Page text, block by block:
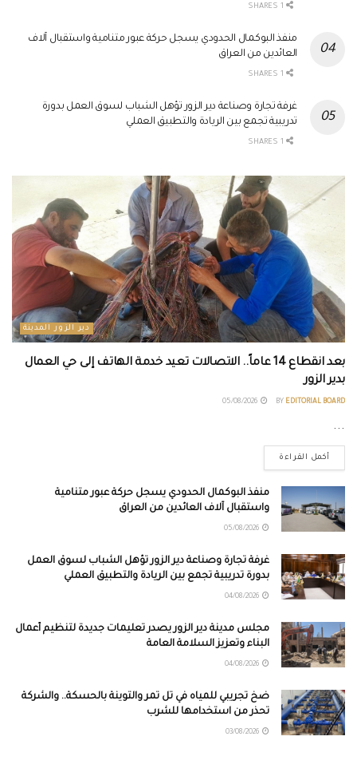
منفذ البوكمال الحدودي يسجل حركة عبور متنامية واستقبال آلاف
العائدين من العراق
غرفة تجارة وصناعة دير الزور تؤهل الشباب لسوق العمل بدورة
تدريبية تجمع بين الريادة والتطبيق العملي
دير الزور المدينة
بعد انقطاع 14 عاماً.. الاتصالات تعيد خدمة الهاتف إلى حي العمال
بدير الزور
BY EDITORIAL BOARD
...
أكمل القراءة
منفذ البوكمال الحدودي يسجل حركة عبور متنامية
واستقبال آلاف العائدين من العراق
غرفة تجارة وصناعة دير الزور تؤهل الشباب لسوق العمل
بدورة تدريبية تجمع بين الريادة والتطبيق العملي
مجلس مدينة دير الزور يصدر تعليمات جديدة لتنظيم أعمال
البناء وتعزيز السلامة العامة
ضخ تجريبي للمياه في تل تمر والتوينة بالحسكة.. والشركة
تحذر من استخدامها للشرب